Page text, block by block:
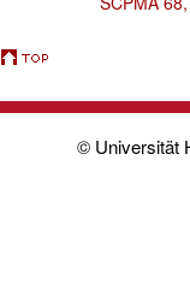
© Universität